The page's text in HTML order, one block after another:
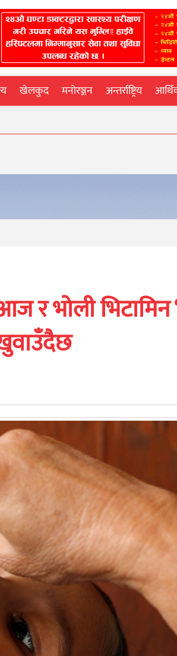
खेलकुद मनोरञ्जन अन्तर्राष्ट्रिय
र भोली भिटामिन